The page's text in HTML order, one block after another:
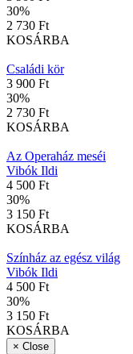
30%
2 730 Ft
KOSÁRBA
Családi kör
3 900 Ft
30%
2 730 Ft
KOSÁRBA
Az Operaház meséi
Vibók Ildi
4 500 Ft
30%
3 150 Ft
KOSÁRBA
Színház az egész világ
Vibók Ildi
4 500 Ft
30%
3 150 Ft
KOSÁRBA
× Close